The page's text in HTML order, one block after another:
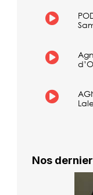
Nos